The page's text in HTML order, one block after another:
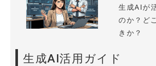
生成AIが
のか？ど
きか？
生成AI活用ガイド